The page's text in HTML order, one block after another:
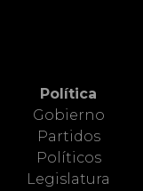
Política
Gobierno
Partidos
Políticos
Legislatura